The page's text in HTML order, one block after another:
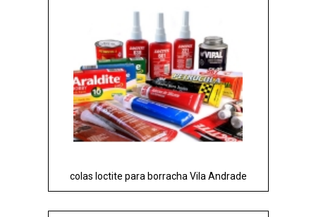
colas loctite para borracha Vila Andrade